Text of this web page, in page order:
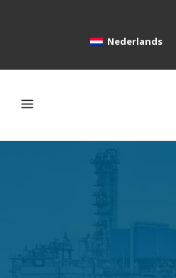
Nederlands